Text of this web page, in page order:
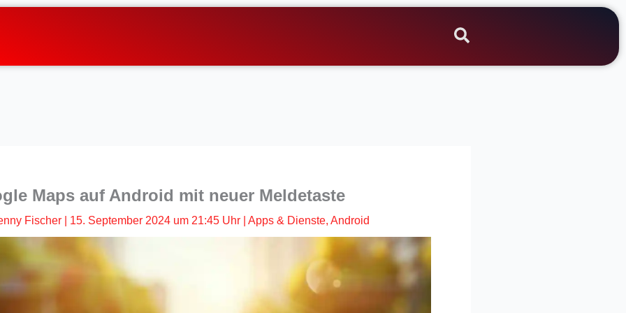
Maps auf Android mit neuer Meldetaste
Fischer 15. September 2024 um 21:45 Uhr Apps & Dienste, Android